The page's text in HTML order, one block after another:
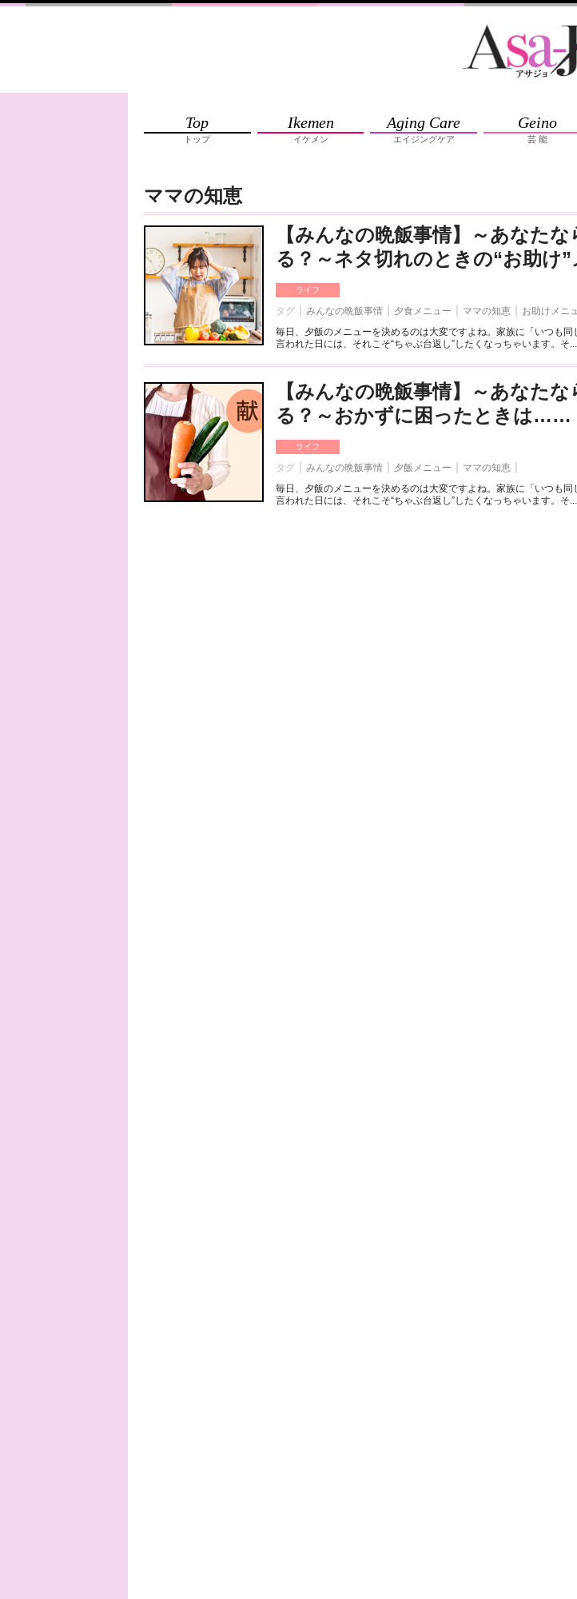
Top
トップ
Ikemen
イケメン
Aging Care
エイジングケア
Geino
芸 能
ママの知恵
【みんなの晩飯事情】～あなた
る？～ネタ切れのときの“お助け
ライフ
タグ みんなの晩飯事情 夕食メニュー ママの知恵
お助けメニ
毎日、夕飯のメニューを決めるのは大変ですよね。家族に「いつも
言われた日には、それこそ“ちゃぶ台返し”したくなっちゃいます。そ...
【みんなの晩飯事情】～あなた
る？～おかずに困ったときは……
ライフ
タグ みんなの晩飯事情 夕飯メニュー
ママの知恵
毎日、夕飯のメニューを決めるのは大変ですよね。家族に「いつも
言われた日には、それこそ“ちゃぶ台返し”したくなっちゃいます。そ...